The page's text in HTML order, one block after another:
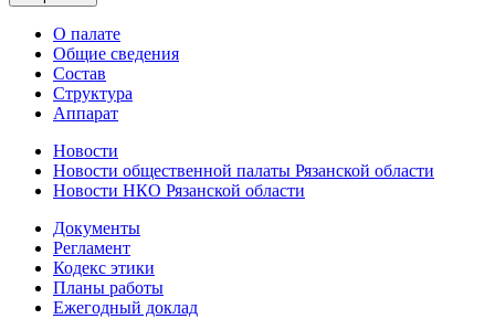
О палате
Общие сведения
Состав
Структура
Аппарат
Новости
Новости общественной палаты Рязанской области
Новости НКО Рязанской области
Документы
Регламент
Кодекс этики
Планы работы
Ежегодный доклад